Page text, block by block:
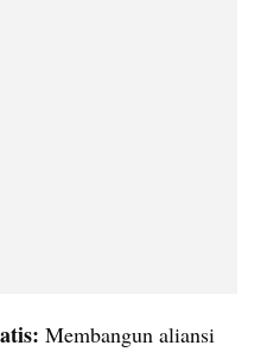
Membangun aliansi